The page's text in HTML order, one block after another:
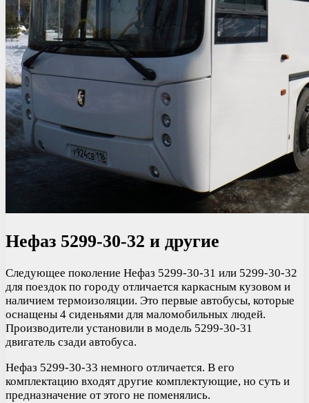
Нефаз 5299-30-32 и другие
Следующее поколение Нефаз 5299-30-31 или 5299-30-32
для поездок по городу отличается каркасным кузовом и
наличием термоизоляции. Это первые автобусы, которые
оснащены 4 сиденьями для маломобильных людей.
Производители установили в модель 5299-30-31
двигатель сзади автобуса.
Нефаз 5299-30-33 немного отличается. В его
комплектацию входят другие комплектующие, но суть и
предназначение от этого не поменялись.